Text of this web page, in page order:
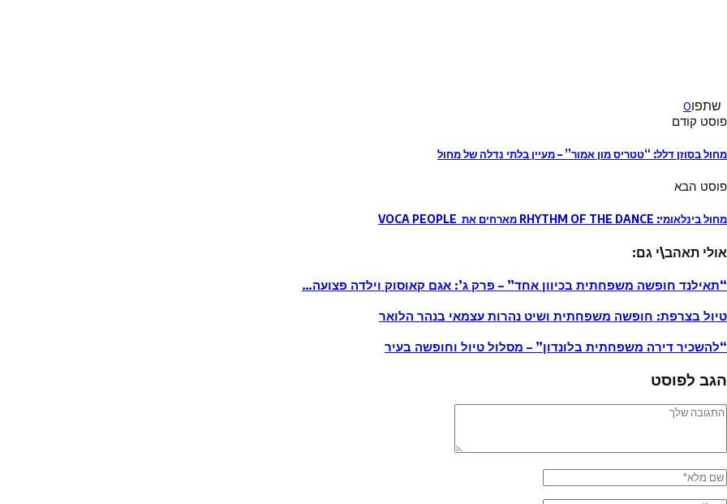
שתפו0
פוסט קודם
מחול בסוזן דלל: “טטריס מון אמור” – מעיין בלתי נדלה של מחול
פוסט הבא
מחול בינלאומי: RHYTHM OF THE DANCE מארחים את VOCA PEOPLE
אולי תאהב\י גם:
“תאילנד חופשה משפחתית בכיוון אחד” – פרק ג’: אגם קאוסוק וילדה פצועה…
טיול בצרפת: חופשה משפחתית ושיט נהרות עצמאי בנהר הלואר
“להשכיר דירה משפחתית בלונדון” – מסלול טיול וחופשה בעיר
הגב לפוסט